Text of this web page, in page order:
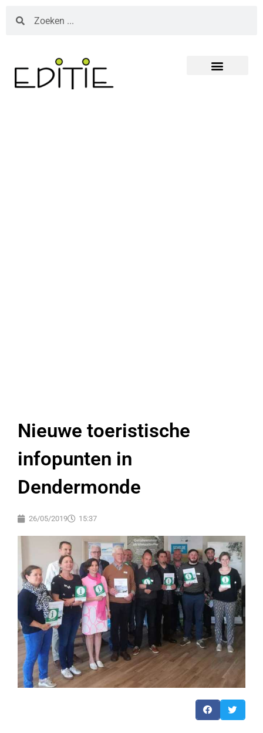
Nieuwe toeristische
infopunten in
Dendermonde
26/05/2019 15:37